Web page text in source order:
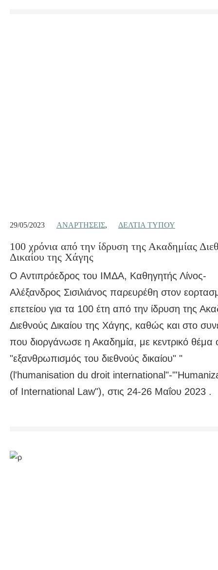
29/05/2023 ΑΝΑΡΤΉΣΕΙΣ, ΔΕΛΤΊΑ ΤΎΠΟΥ
100 χρόνια από την ίδρυση της Ακαδημίας
Δικαίου της Χάγης
Ο Αντιπρόεδρος του ΙΜΔΑ, Καθηγητής Λίνος-
Αλέξανδρος Σισιλιάνος παρευρέθη στον
επετείου για τα 100 έτη από την ίδρυση της
Διεθνούς Δικαίου της Χάγης, καθώς και στο
που διοργάνωσε η Ακαδημία, με κεντρικό θέμα
"εξανθρωπισμός του διεθνούς δικαίου" "
(l'humanisation du droit international"-
of International Law"), στις 24-26 Μαΐου 2023 .